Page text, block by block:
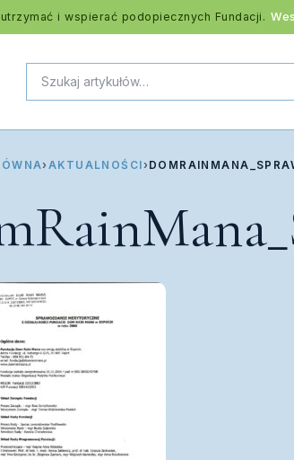
i wspierać podopiecznych Fundacji.
› AKTUALNOŚCI ›